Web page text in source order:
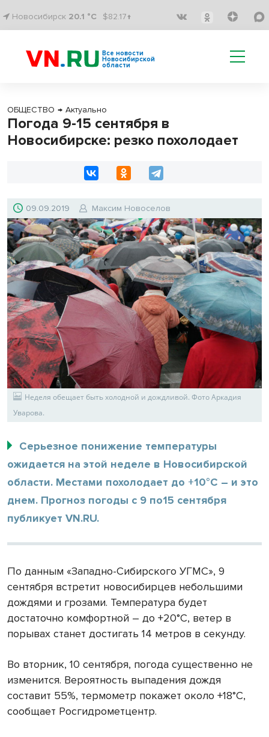
Новосибирск 20.1 °C $82.17↑
Все новости
Новосибирской
области
ОБЩЕСТВО → Актуально
Погода 9-15 сентября в
Новосибирске: резко похолодает
09.09.2019 Максим Новоселов
Неделя обещает быть холодной и дождливой. Фото Аркадия
Уварова.
Серьезное понижение температуры
ожидается на этой неделе в Новосибирской
области. Местами похолодает до +10°С – и это
днем. Прогноз погоды c 9 по15 сентября
публикует VN.RU.
По данным «Западно-Сибирского УГМС», 9
сентября встретит новосибирцев небольшими
дождями и грозами. Температура будет
достаточно комфортной – до +20°С, ветер в
порывах станет достигать 14 метров в секунду.
Во вторник, 10 сентября, погода существенно не
изменится. Вероятность выпадения дождя
составит 55%, термометр покажет около +18°С,
сообщает Росгидрометцентр.